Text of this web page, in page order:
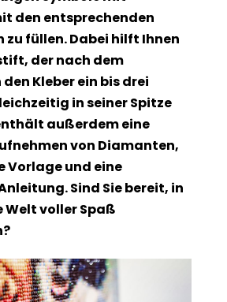
den entsprechenden
zu füllen. Dabei hilft Ihnen
der nach dem
Kleber ein bis drei
in seiner Spitze
außerdem eine
von Diamanten,
Vorlage und eine
Sind Sie bereit, in
voller Spaß